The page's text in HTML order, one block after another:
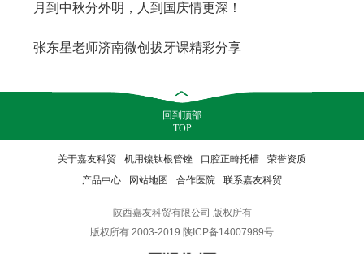
月到中秋分外明，人到国庆情更深！
张东星老师济南微创拔牙课精彩分享
回到顶部
TOP
关于嘉友科贸 机用镍钛根管锉 口腔正畸托槽
荣誉资质
产品中心
网站地图 合作医院 联系嘉友科贸
陕西嘉友科贸有限公司 版权所有
版权所有 2003-2019 陕ICP备14007989号